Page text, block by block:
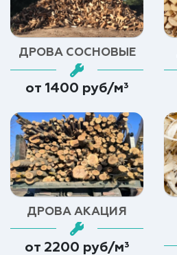
ДРОВА СОСНОВЫЕ
от 1400 руб/м³
ДРОВА АКАЦИЯ
от 2200 руб/м³